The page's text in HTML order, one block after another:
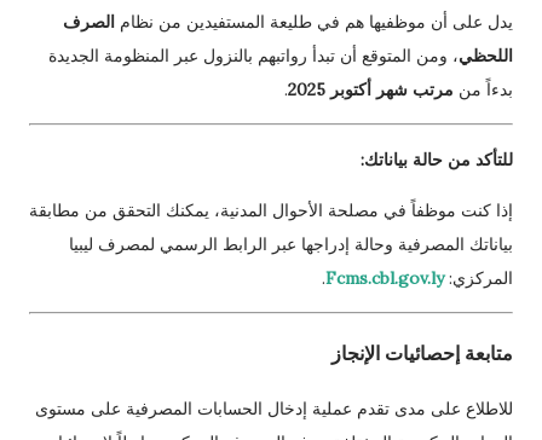
يدل على أن موظفيها هم في طليعة المستفيدين من نظام الصرف
اللحظي، ومن المتوقع أن تبدأ رواتبهم بالنزول عبر المنظومة الجديدة
بدءاً من مرتب شهر أكتوبر 2025 .
للتأكد من حالة بياناتك:
إذا كنت موظفاً في مصلحة الأحوال المدنية، يمكنك التحقق من مطابقة
بياناتك المصرفية وحالة إدراجها عبر الرابط الرسمي لمصرف ليبيا
المركزي:Fcms.cbl.gov.ly
.
متابعة إحصائيات الإنجاز
للاطلاع على مدى تقدم عملية إدخال الحسابات المصرفية على مستوى